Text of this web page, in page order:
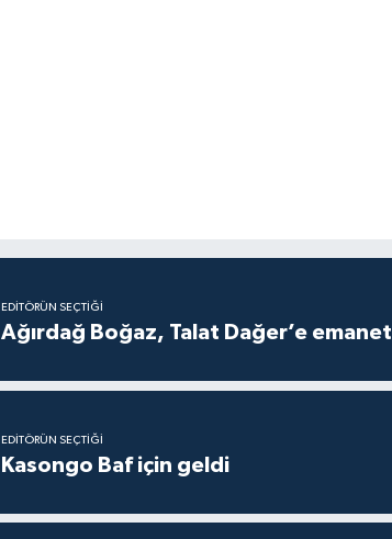
EDITÖRÜN SEÇTIĞI
Ağırdağ Boğaz, Talat Dağer’e emanet
EDITÖRÜN SEÇTIĞI
Kasongo Baf için geldi